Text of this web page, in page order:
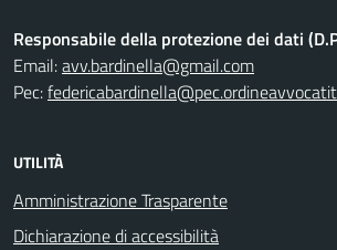
Responsabile della protezione dei dati
Email:avv.bardinella@gmail.com
Pec:
UTILITÀ
Amministrazione Trasparente
Dichiarazione di accessibilità